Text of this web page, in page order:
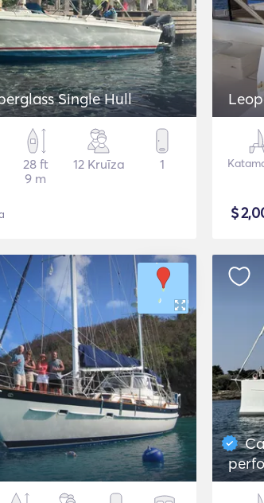
Single Hull
28 ft
9 m
12 Kruīza 1
$